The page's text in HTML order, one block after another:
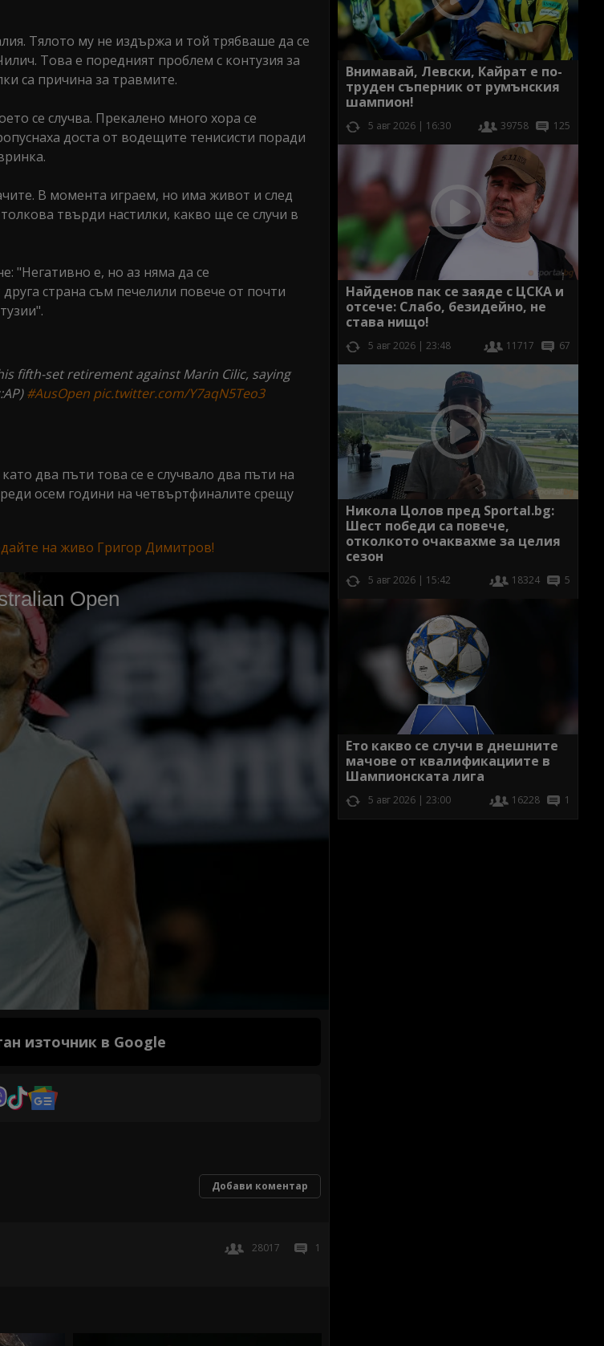
Тялото му не издържа и той трябваше да се
Това е поредният проблем с контузия за
са причина за травмите.
се случва. Прекалено много хора се
доста от водещите тенисисти поради
В момента играем, но има живот и след
твърди настилки, какво ще се случи в
"Негативно е, но аз няма да се
страна съм печелили повече от почти
fifth-set retirement against Marin Cilic, saying
#AusOpen pic.twitter.com/Y7aqN5Teo3
два пъти това се е случвало два пъти на
осем години на четвъртфиналите срещу
на живо Григор Димитров!
източник в Google
Добави коментар
28017 1
Внимавай, Левски, Кайрат е по-
труден съперник от румънския
шампион!
5 авг 2026 | 16:30 39758 125
Найденов пак се заяде с ЦСКА и
отсече: Слабо, безидейно, не
става нищо!
5 авг 2026 | 23:48 11717 67
Никола Цолов пред Sportal.bg:
Шест победи са повече,
отколкото очаквахме за целия
сезон
5 авг 2026 | 15:42 18324 5
Ето какво се случи в днешните
мачове от квалификациите в
Шампионската лига
5 авг 2026 | 23:00 16228 1